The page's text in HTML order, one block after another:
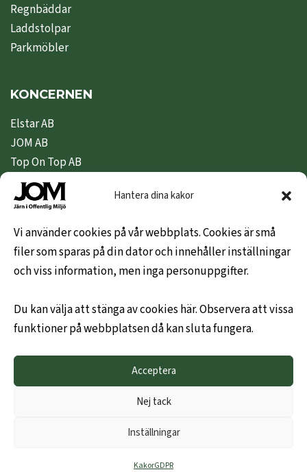
Hantera dina kakor
Vi använder cookies på vår webbplats. Cookies är små
filer som sparas på din dator och innehåller inställningar
och viss information, men inga personuppgifter.
Du kan välja att stänga av cookies här. Observera att vissa
funktioner på webbplatsen då kan sluta fungera.
Acceptera
Nej tack
Inställningar
KakorGDPR
Regnbäddar
Laddstolpar
Parkmöbler
KONCERNEN
Elstar AB
JOM AB
Top On Top AB
Nipeda AB
Nivex Topsafe AB
KUNDINFO
Om oss
Leveransvillkor
Hållbarhetspolicy
Kontakta oss gärna
JOM - EN DEL AV TOP ON TOP